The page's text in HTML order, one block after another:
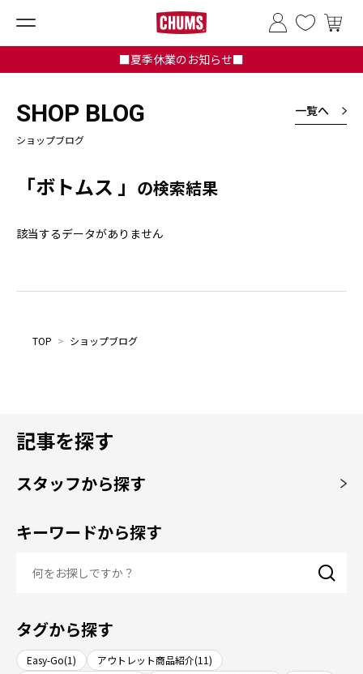
■夏季休業のお知らせ■
SHOP BLOG
ショップブログ
一覧へ
「ボトムス 」 の検索結果
該当するデータがありません
TOP > ショップブログ
記事を探す
スタッフから探す
キーワードから探す
タグから探す
Easy-Go(1)
アウトレット商品紹介(11)